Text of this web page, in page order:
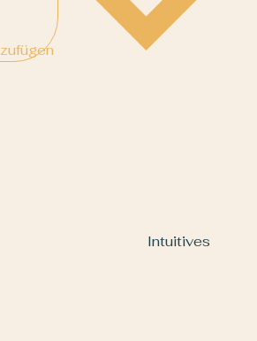
Intuitives